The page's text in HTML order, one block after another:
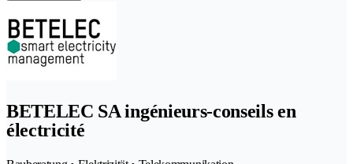
BETELEC SA ingénieurs-conseils en
électricité